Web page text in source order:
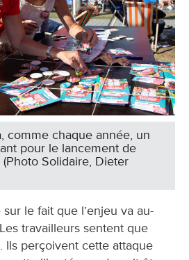
comme chaque année, un
pour le lancement de
(Photo Solidaire, Dieter
le fait que l’enjeu va au-
travailleurs sentent que
Ils perçoivent cette attaque